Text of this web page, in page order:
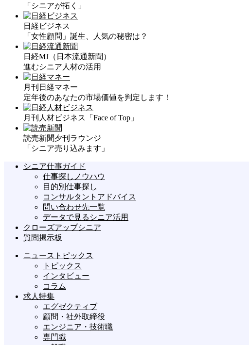
「シニアが拓く」
日経ビジネス
「女性顧問」誕生、人気の秘密は？
日経MJ（日本流通新聞）
進むシニア人材の活用
月刊日経マネー
定年後のあなたの市場価値を判定します！
月刊人材ビジネス「Face of Top」
読売新聞夕刊ラウンジ
「シニア売り込みます」
シニア仕事ガイド
仕事探しノウハウ
目的別仕事探し
コンサルタントアドバイス
問い合わせ先一覧
データで見るシニア活用
クローズアップシニア
質問掲示板
ニューストピックス
トピックス
インタビュー
コラム
求人特集
エグゼクティブ
顧問・社外取締役
エンジニア・技術職
専門職